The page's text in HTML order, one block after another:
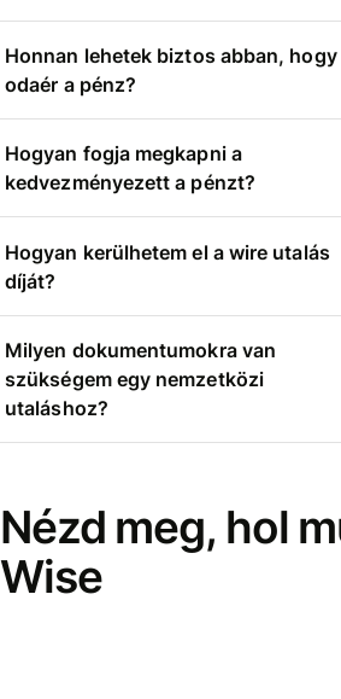
Honnan lehetek biztos abban, hogy
odaér a pénz?
Hogyan fogja megkapni a
kedvezményezett a pénzt?
Hogyan kerülhetem el a wire utalás
díját?
Milyen dokumentumokra van
szükségem egy nemzetközi
utaláshoz?
Nézd meg, hol
Wise